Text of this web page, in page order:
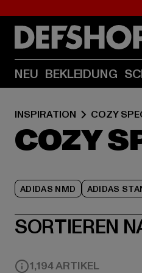
NEU BEKLEIDUNG
INSPIRATION COZY
COZY
ADIDAS NMD ADIDAS
SORTIEREN
1,194 ARTIKEL